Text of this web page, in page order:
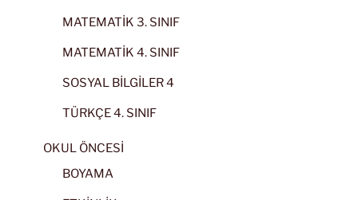
MATEMATİK 3. SINIF
MATEMATİK 4. SINIF
SOSYAL BİLGİLER 4
TÜRKÇE 4. SINIF
OKUL ÖNCESİ
BOYAMA